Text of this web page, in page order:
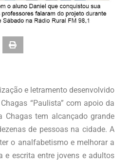
e letramento desenvolvido
“Paulista” com apoio da
Chagas tem alcançado grande
de pessoas na cidade. A
o analfabetismo e melhorar a
e escrita entre jovens e adultos